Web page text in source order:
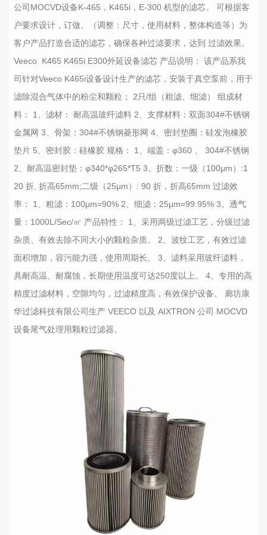
公司MOCVD设备K-465，K465i，E-300 机型的滤芯。 可根据客
户要求设计，订做。（调整：尺寸，使用材料，整体构造等）为
客户产品打造合适的滤芯，确保各种过滤要求，达到 过滤效果。
Veeco K465 K465i E300外延设备滤芯 产品说明： 该产品系我
司针对Veeco K465i设备设计生产的滤芯，安装于真空泵前，用于
滤除混合气体中的粉尘和颗粒； 2只/组（粗滤、细滤） 组成材
料： 1、滤材： 耐高温玻纤滤料 2、支撑材料：双面304#不锈钢
金属网 3、骨架：304#不锈钢菱形网 4、密封垫圈：硅发泡橡胶
垫片 5、密封胶：硅橡胶 规格： 1、端盖：φ360 、 304#不锈钢
2、耐高温密封垫：φ340*φ265*T5 3、折数：一级（100μm）:1
20 折, 折高65mm;二级（25μm）: 90 折，折高65mm 过滤效
率： 1、粗滤：100μm=90% 2、细滤：25μm=99.95% 3、透气
量：1000L/Sec/㎡ 产品特性： 1、采用两级过滤工艺，分级过滤
杂质、有效去除不同大小的颗粒杂质。 2、波纹工艺，有效过滤
面积增加，容污能力强，使用周期长。 3、滤料采用玻纤滤料，
具耐高温、耐腐蚀，长期使用温度可达250度以上。 4、专用的高
精度过滤材料，空隙均匀，过滤精度高，有效保护设备。 廊坊康
华过滤科技有限公司生产 VEECO 以及 AIXTRON 公司 MOCVD
设备尾气处理用颗粒过滤器。